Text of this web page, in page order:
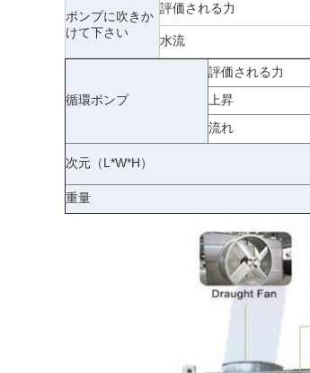
ポンプに吹きか
けて下さい
評価される力
水流
循環ポンプ
評価される力
上昇
流れ
次元（L*W*H）
重量